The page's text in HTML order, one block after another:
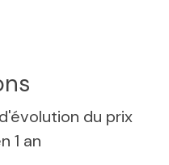
d'évolution du prix
1 an